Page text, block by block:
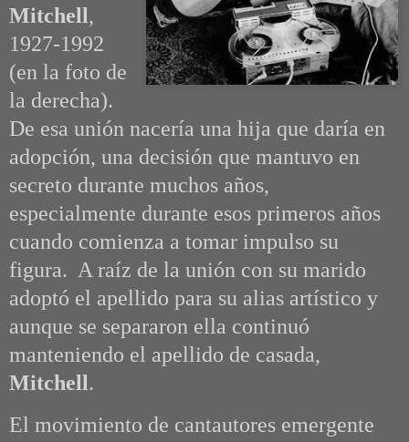
Mitchell,
1927-1992
(en la foto de
la derecha).
De esa unión nacería una hija que daría en
adopción, una decisión que mantuvo en
secreto durante muchos años,
especialmente durante esos primeros años
cuando comienza a tomar impulso su
figura. A raíz de la unión con su marido
adoptó el apellido para su alias artístico y
aunque se separaron ella continuó
manteniendo el apellido de casada,
Mitchell.
El movimiento de cantautores emergente